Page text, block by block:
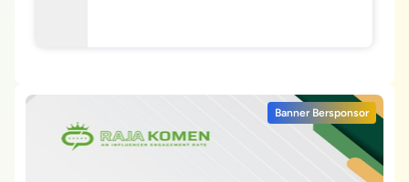
Banner Bersponsor